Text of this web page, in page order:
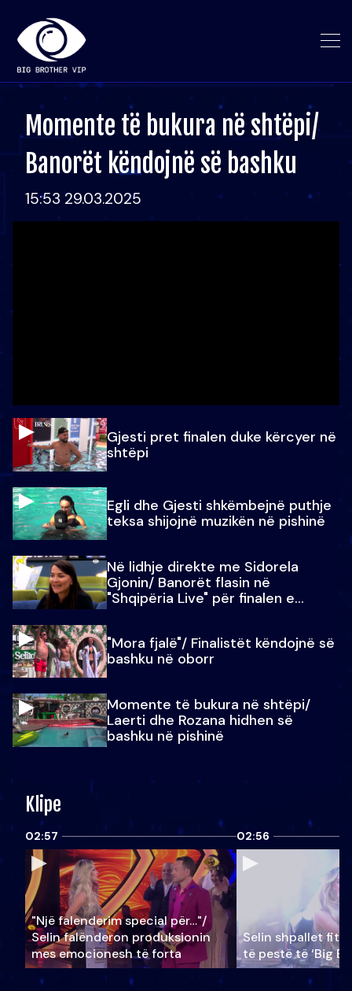
Momente të bukura në shtëpi/
Banorët këndojnë së bashku
15:53 29.03.2025
Gjesti pret finalen duke kërcyer në
shtëpi
Egli dhe Gjesti shkëmbejnë puthje
teksa shijojnë muzikën në pishinë
Në lidhje direkte me Sidorela
Gjonin/ Banorët flasin në
"Shqipëria Live" për finalen e
"Mora fjalë"/ Finalistët këndojnë së
bashku në oborr
Momente të bukura në shtëpi/
Laerti dhe Rozana hidhen së
bashku në pishinë
Klipe
02:57
"Një falenderim special për…"/
Selin falënderon produksionin
mes emocionesh të forta
02:56
Selin shpallet
të pestë të ‘Big